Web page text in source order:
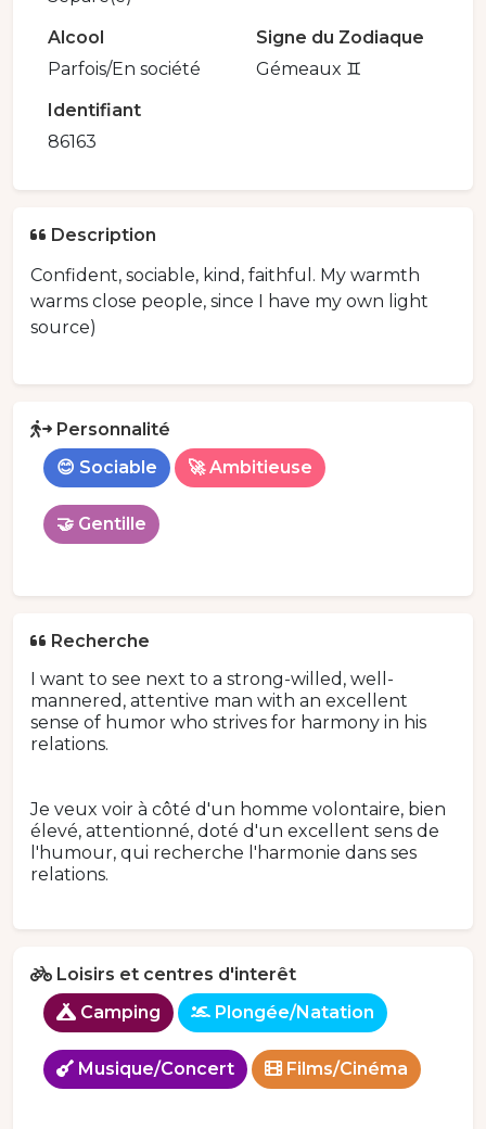
Alcool
Parfois/En société
Signe du Zodiaque
Gémeaux ♊️
Identifiant
86163
Description
Confident, sociable, kind, faithful. My warmth
warms close people, since I have my own light
source)
Personnalité
😊 Sociable
🚀 Ambitieuse
🤝 Gentille
Recherche
I want to see next to a strong-willed, well-
mannered, attentive man with an excellent
sense of humor who strives for harmony in his
relations.
Je veux voir à côté d'un homme volontaire, bien
élevé, attentionné, doté d'un excellent sens de
l'humour, qui recherche l'harmonie dans ses
relations.
Loisirs et centres d'interêt
Camping
Plongée/Natation
Musique/Concert Films/Cinéma